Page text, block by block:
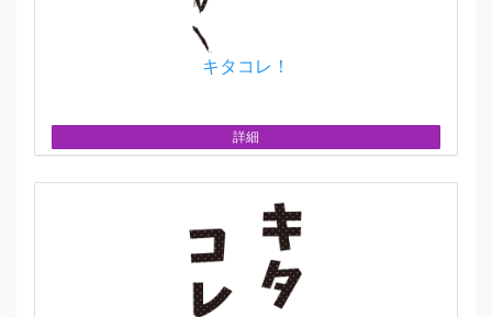
キタコレ！
詳細